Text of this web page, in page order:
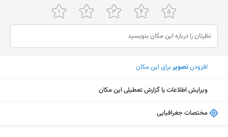
پنجشنبه
۹ تا ۲۱:۳۰
جمعه
تعطیل
شنبه
یکشنبه
افزودنتصویربرای این مکان
ویرایش اطلاعات یا گزارش تعطیلی این مکان
مختصات جغرافیایی